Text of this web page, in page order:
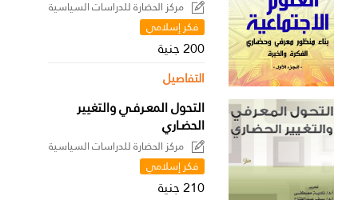
مركز الحضارة للدراسات السياسية
فكر إسلامي
200 جنية
التفاصيل
التحول المعـرفـي والتغيير
الحضـاري
مركز الحضارة للدراسات السياسية
فكر إسلامي
210 جنية